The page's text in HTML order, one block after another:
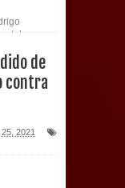
estadual
de
de
contra
2021